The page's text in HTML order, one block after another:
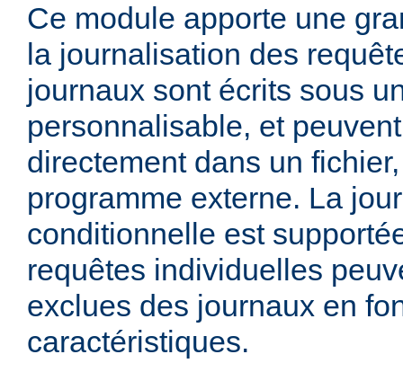
Ce module apporte une
la journalisation des
journaux sont écrits sous
personnalisable, et
directement dans un
programme externe. La
conditionnelle est
requêtes individuelles
exclues des journaux en
caractéristiques.